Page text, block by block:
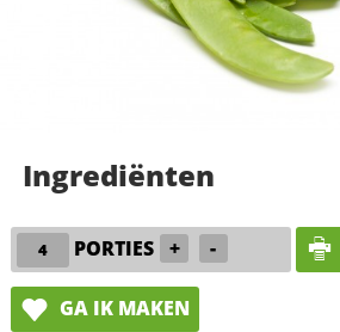
Ingrediënten
PORTIES + -
GA IK MAKEN